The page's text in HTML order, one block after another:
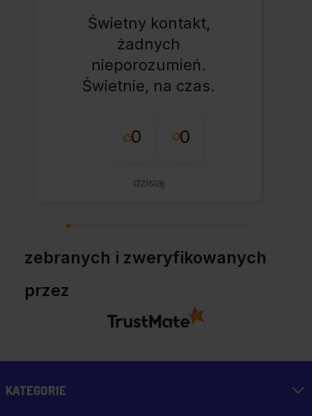
Świetny kontakt,
żadnych
nieporozumień.
Świetnie, na czas.
0 0
dzisiaj
zebranych i zweryfikowanych
przez
KATEGORIE